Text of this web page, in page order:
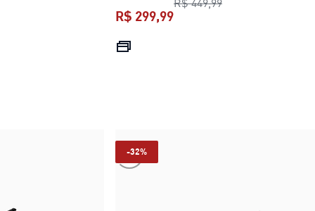
R$ 449,99
R$ 299,99
-32%